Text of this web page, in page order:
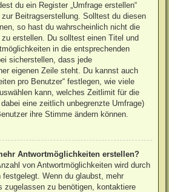
du ein Register „Umfrage erstellen“
Beitragserstellung. Solltest du diesen
so hast du wahrscheinlich nicht die
erstellen. Du solltest einen Titel und
in die entsprechenden
sicherstellen, dass jede
eigenen Zeile steht. Du kannst auch
pro Benutzer“ festlegen, wie viele
kann, welches Zeitlimit für die
eine zeitlich unbegrenzte Umfrage)
ihre Stimme ändern können.
Antwortmöglichkeiten erstellen?
von Antwortmöglichkeiten wird durch
Wenn du glaubst, mehr
zugelassen zu benötigen, kontaktiere